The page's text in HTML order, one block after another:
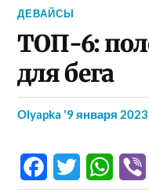
ДЕВАЙСЫ
ТОП-6:
для бега
Olyapka '9 января
FacebookTwitter